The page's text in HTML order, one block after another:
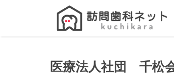
Search
医療法人社団 千松